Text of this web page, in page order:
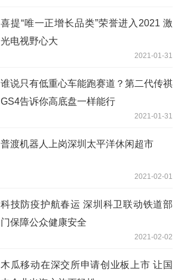
喜提“唯一正增长品类”荣誉进入2021 激
光电视野心大
2021-01-31
谁说只有低重心车能跑赛道？第二代传祺
GS4告诉你高底盘一样能行
2021-01-31
普渡机器人上岗深圳太平洋休闲超市
2021-02-01
科技防疫护航春运 深圳科卫联动铁道部
门保障公众健康安全
2021-02-02
木瓜移动在深交所申请创业板上市 让国